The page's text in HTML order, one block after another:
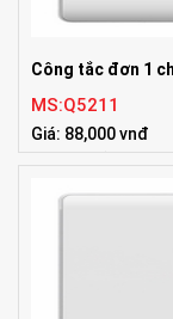
Công tắc đơn 1
MS:Q5211
Giá: 88,000 vnđ
Tiêu